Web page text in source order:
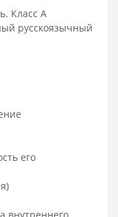
Класс А
русскоязычный
его
внутреннего